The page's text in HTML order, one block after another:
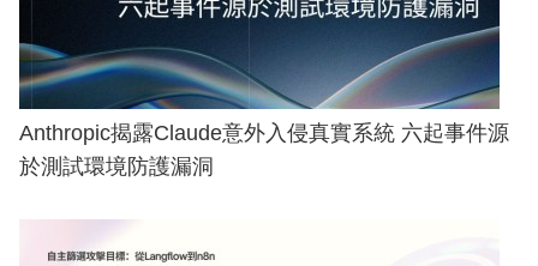
Anthropic揭露Claude意外入侵真實系統 六起事件源
於測試環境防護漏洞